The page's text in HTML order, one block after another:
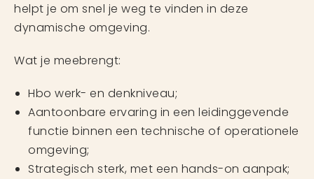
helpt je om snel je weg te vinden in deze
dynamische omgeving.
Wat je meebrengt:
Hbo werk- en denkniveau;
Aantoonbare ervaring in een leidinggevende
functie binnen een technische of operationele
omgeving;
Strategisch sterk, met een hands-on aanpak;